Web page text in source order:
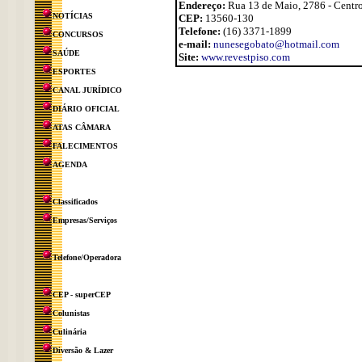
NOTÍCIAS
CONCURSOS
SAÚDE
ESPORTES
CANAL JURÍDICO
DIÁRIO OFICIAL
ATAS CÂMARA
FALECIMENTOS
AGENDA
Classificados
Empresas/Serviços
Telefone/Operadora
CEP - superCEP
Colunistas
Culinária
Diversão & Lazer
Endereço: Rua 13 de Maio, 2786 - Centro
CEP: 13560-130
Telefone: (16) 3371-1899
e-mail: nunesegobato@hotmail.com
Site: www.revestpiso.com